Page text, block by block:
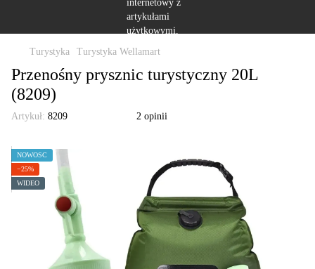
Turystyka Turystyka Wellamart
Przenośny prysznic turystyczny 20L
(8209)
Artykuł: 8209 2 opinii
NOWOŚĆ
−25%
WIDEO